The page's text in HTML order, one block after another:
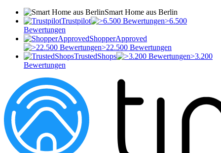
Smart Home aus Berlin
Trustpilot
>6.500
Bewertungen
ShopperApproved
>22.500 Bewertungen
TrustedShops
>3.200
Bewertungen